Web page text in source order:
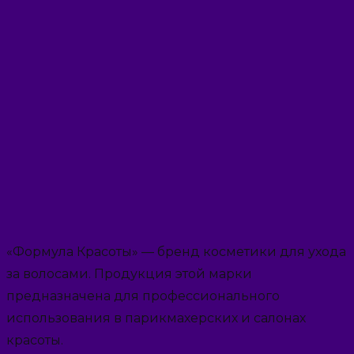
«Формула Красоты» — бренд косметики для ухода
за волосами. Продукция этой марки
предназначена для профессионального
использования в парикмахерских и салонах
красоты.